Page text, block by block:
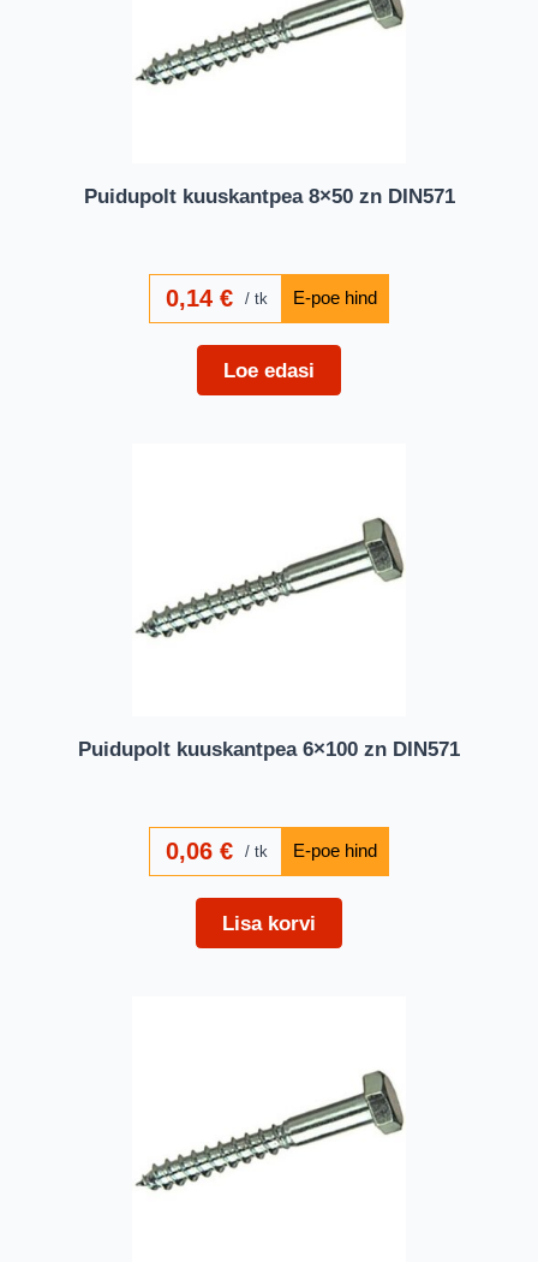
Puidupolt kuuskantpea 8×50 zn DIN571
0,14€ tk
Loe edasi
Puidupolt kuuskantpea 6×100 zn DIN571
0,06€ tk
Lisa korvi